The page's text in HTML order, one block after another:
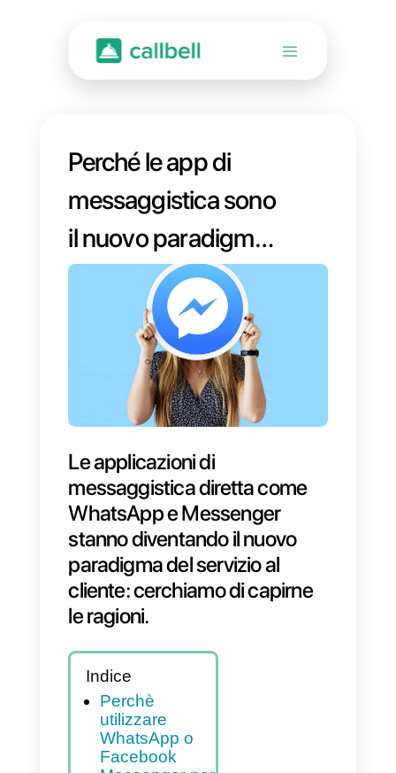
Perché le app di
messaggistica sono
il nuovo paradigma
del servizio clienti
Le applicazioni di
messaggistica diretta come
WhatsApp e Messenger
stanno diventando il nuovo
paradigma del servizio al
cliente: cerchiamo di capirne
le ragioni.